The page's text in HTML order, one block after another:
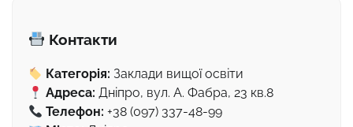
Контакти
Категорія: Заклади вищої освіти
Адреса: Дніпро, вул. А. Фабра, 23 кв.8
Телефон: +38 (097) 337-48-99